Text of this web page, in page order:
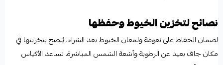
نصائح لتخزين الخيوط وحفظها
لضمان الحفاظ على نعومة ولمعان الخيوط بعد الشراء، يُنصح بتخزينها في
مكان جاف بعيد عن الرطوبة وأشعة الشمس المباشرة. تساعد الأكياس